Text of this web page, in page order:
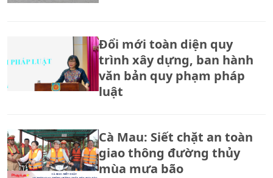
Đổi mới toàn diện quy
trình xây dựng, ban hành
văn bản quy phạm pháp
luật
Cà Mau: Siết chặt an toàn
giao thông đường thủy
mùa mưa bão